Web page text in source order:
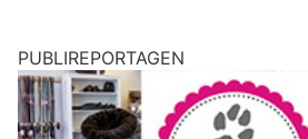
PUBLIREPORTAGEN